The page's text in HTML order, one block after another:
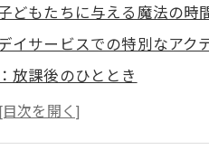
どもたちに与える魔法の時
イサービスでの特別なアク
放課後のひととき
の重要性とその効果
長ストーリー